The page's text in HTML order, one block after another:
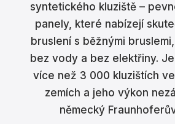
Svenska
Norsk
Suomi
Polski
Čeština
syntetického kluziště –
panely, které nabízejí
bruslení s běžnými
bez vody a bez elektřiny.
více než 3 000 kluzištích
zemích a jeho výkon
německý